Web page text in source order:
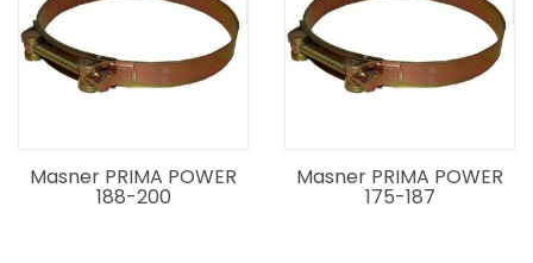
Masner PRIMA POWER
188-200
Masner PRIMA POWER
175-187